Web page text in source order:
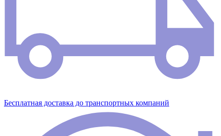
Бесплатная доставка до транспортных компаний